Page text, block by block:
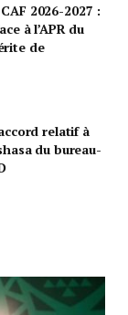
2026-2027 :
à l’APR du
de
relatif à
du bureau-